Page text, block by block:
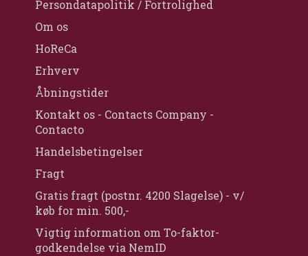
Persondatapolitik / Fortrolighed
Om os
HoReCa
Erhverv
Åbningstider
Kontakt os - Contacts Company -
Contacto
Handelsbetingelser
Fragt
Gratis fragt (postnr. 4200 Slagelse) - v/
køb for min. 500,-
Vigtig information om To-faktor-
godkendelse via NemID